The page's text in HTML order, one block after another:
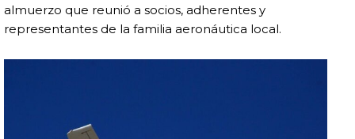
almuerzo que reunió a socios, adherentes y
representantes de la familia aeronáutica local.